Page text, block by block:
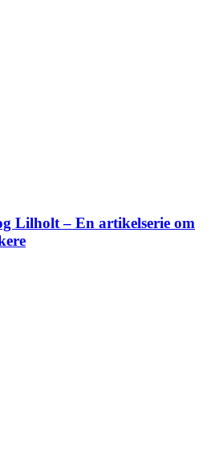
Lilholt – En artikelserie om